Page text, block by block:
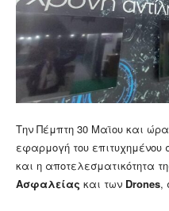
Την Πέμπτη 30 Μαϊου και
εφαρμογή του επιτυχημένου
και η αποτελεσματικότητα
Ασφαλείας και των Drones,